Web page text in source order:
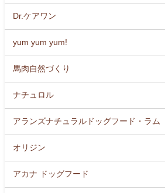
Dr.ケアワン
yum yum yum!
馬肉自然づくり
ナチュロル
アランズナチュラルドッグフード・ラム
オリジン
アカナ ドッグフード